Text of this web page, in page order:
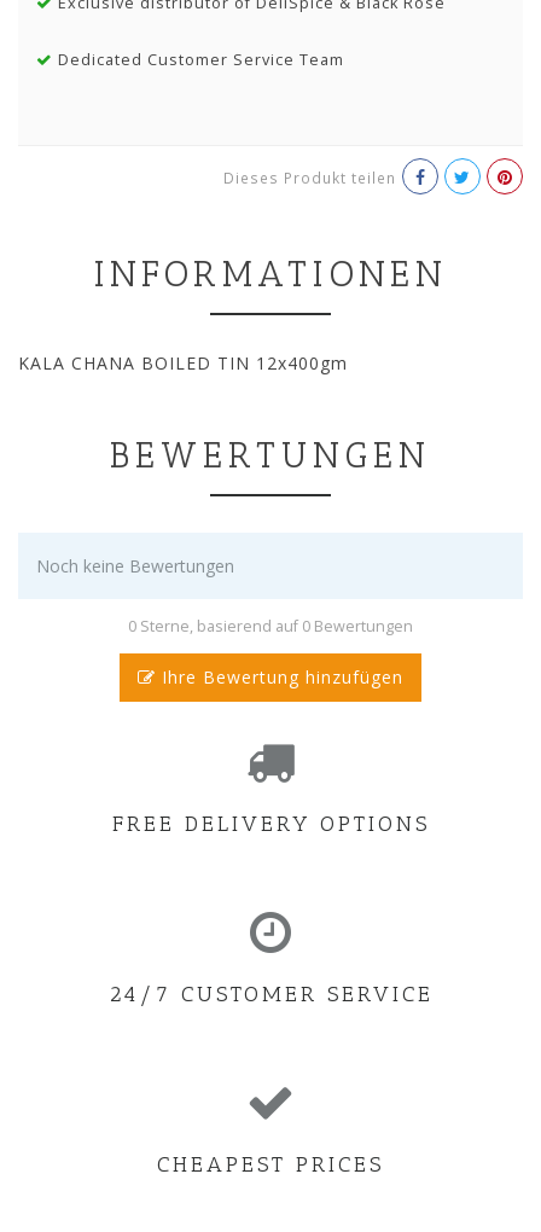
Dedicated Customer Service Team
Dieses Produkt teilen
INFORMATIONEN
KALA CHANA BOILED TIN 12x400gm
BEWERTUNGEN
Noch keine Bewertungen
0 Sterne, basierend auf 0 Bewertungen
Ihre Bewertung hinzufügen
FREE DELIVERY OPTIONS
24/7 CUSTOMER SERVICE
CHEAPEST PRICES